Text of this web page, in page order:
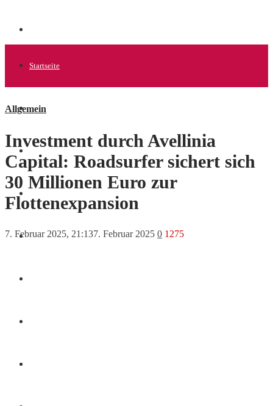
Startseite
Allgemein
Finanzen
Allgemein
Investment durch Avellinia
Capital: Roadsurfer sichert sich
30 Millionen Euro zur
Flottenexpansion
7. Februar 2025, 21:137. Februar 2025 0 1275